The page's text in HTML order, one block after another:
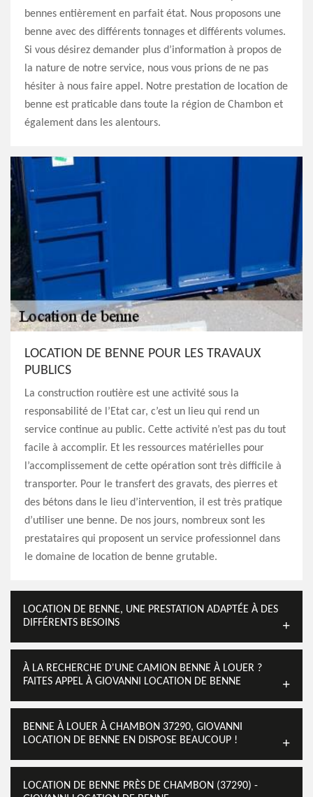
bennes entièrement en parfait état. Nous proposons une
benne avec des différents tonnages et différents volumes.
Si vous désirez demander plus d’information à propos de
la nature de notre service, nous vous prions de ne pas
hésiter à nous faire appel. Notre prestation de location de
benne est praticable dans toute la région de Chambon et
également dans les alentours.
LOCATION DE BENNE POUR LES TRAVAUX
PUBLICS
La construction routière est une activité sous la
responsabilité de l’Etat car, c’est un lieu qui rend un
service continue au public. Cette activité n’est pas du tout
facile à accomplir. Et les ressources matérielles pour
l’accomplissement de cette opération sont très difficile à
transporter. Pour le transfert des gravats, des pierres et
des bétons dans le lieu d’intervention, il est très pratique
d’utiliser une benne. De nos jours, nombreux sont les
prestataires qui proposent un service professionnel dans
le domaine de location de benne grutable.
LOCATION DE BENNE, UNE PRESTATION ADAPTÉE À DES
DIFFÉRENTS BESOINS
À LA RECHERCHE D'UNE CAMION BENNE À LOUER ?
FAITES APPEL À GIOVANNI LOCATION DE BENNE
BENNE À LOUER À CHAMBON 37290, GIOVANNI
LOCATION DE BENNE EN DISPOSE BEAUCOUP !
LOCATION DE BENNE PRÈS DE CHAMBON (37290) -